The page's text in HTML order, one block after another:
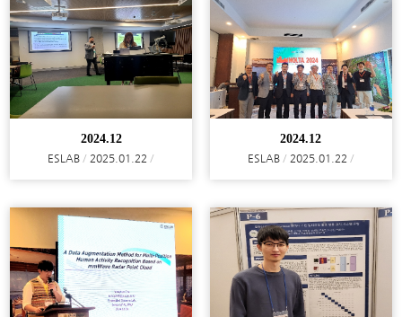
2024.12
ESLAB 2025.01.22
2024.12
ESLAB 2025.01.22